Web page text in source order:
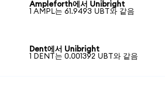
Ampleforth에서 Unibright
1 AMPL는 61.9493 UBT와 같음
Dent에서 Unibright
1 DENT는 0.001392 UBT와 같음